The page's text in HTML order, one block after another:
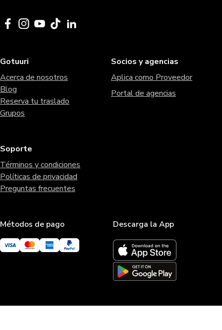
Gotuuri
Acerca de nosotros
Blog
Reserva tu traslado
Grupos
Socios y agencias
Aplica como Proveedor
Portal de agencias
Soporte
Términos y condiciones
Políticas de privacidad
Preguntas frecuentes
Métodos de pago Descarga la App